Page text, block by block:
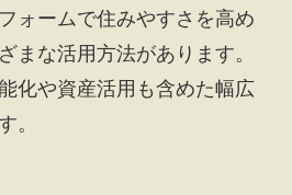
ォームで住みやすさを高め
まな活用方法があります。
化や資産活用も含めた幅広
。